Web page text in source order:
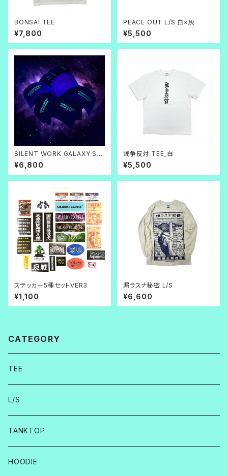
BONSAI TEE
¥7,800
PEACE OUT L/S 白×灰
¥5,500
SILENT WORK GALAXY SP
LAT CAP
¥6,800
戦争反対 TEE_白
¥5,500
ステッカー5種セットVER3
¥1,100
漏ラスナ秘密 L/S
¥6,600
CATEGORY
TEE
L/S
TANKTOP
HOODIE